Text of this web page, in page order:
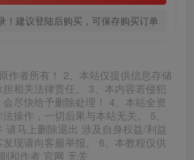
！建议登陆后购买，可保存购买订单
作者所有！ 2、本站仅提供信息存储
相关法律责任。 3、本内容若侵犯
尽快给予删除处理！ 4、本站全资
操作，一切后果与本站无关。 5、
请马上删除退出 涉及自身权益/利益
现请向客服举报。 6、本教程仅供
和作者 官网 无关